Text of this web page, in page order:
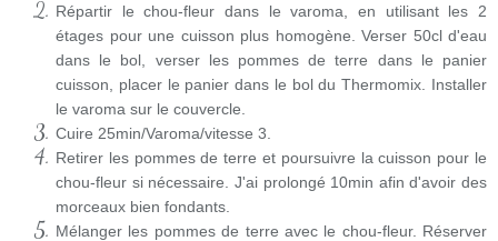
Répartir le chou-fleur dans le varoma, en utilisant les 2
étages pour une cuisson plus homogène. Verser 50cl d'eau
dans le bol, verser les pommes de terre dans le panier
cuisson, placer le panier dans le bol du Thermomix. Installer
le varoma sur le couvercle.
Cuire 25min/Varoma/vitesse 3.
Retirer les pommes de terre et poursuivre la cuisson pour le
chou-fleur si nécessaire. J'ai prolongé 10min afin d'avoir des
morceaux bien fondants.
Mélanger les pommes de terre avec le chou-fleur. Réserver